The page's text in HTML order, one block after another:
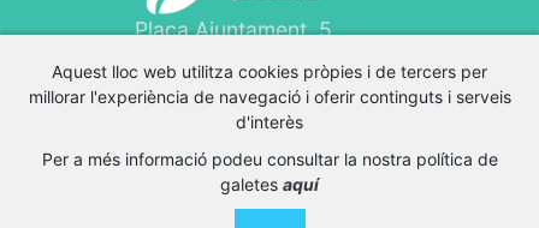
Aquest lloc web utilitza cookies pròpies i de tercers per
millorar l'experiència de navegació i oferir continguts i serveis
d'interès
Per a més informació podeu consultar la nostra política de
galetes aquí
Plaça Ajuntament, 5
674 011 450
turisme@cabrerademar.cat
Política de privacitat
Avís legal